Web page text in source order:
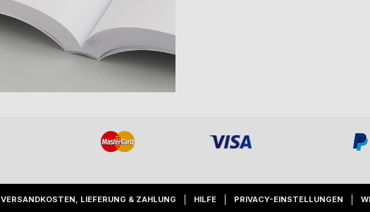
VERSANDKOSTEN, LIEFERUNG & ZAHLUNG HILFE PRIVACY-EINSTELLUNGEN